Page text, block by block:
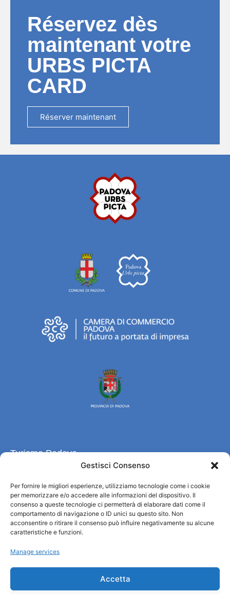
Gestisci Consenso
Per fornire le migliori esperienze, utilizziamo tecnologie come i cookie
per memorizzare e/o accedere alle informazioni del dispositivo. Il
consenso a queste tecnologie ci permetterà di elaborare dati come il
comportamento di navigazione o ID unici su questo sito. Non
acconsentire o ritirare il consenso può influire negativamente su alcune
caratteristiche e funzioni.
Manage services
Accetta
Réservez dès
maintenant votre
URBS PICTA
CARD
Réserver maintenant
Turismo Padova
Information et accueil des tourist / IAT
Privacy policy
Cookie Policy (UE)
Credits
Information